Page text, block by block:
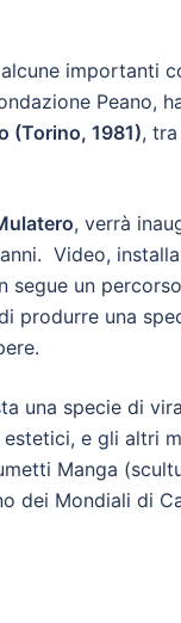
importanti
Peano,
(Torino, 1981),
, verrà
Video,
segue un
produrre una
una specie di
e gli altri
Manga
dei Mondiali di